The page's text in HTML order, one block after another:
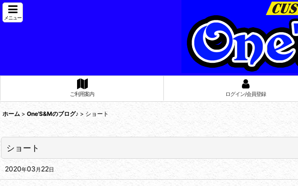
メニュー
ご利用案内 ログイン/会員登録
ホーム > One'S&Mのブログ♪ > ショート
ショート
2020年03 月 22日